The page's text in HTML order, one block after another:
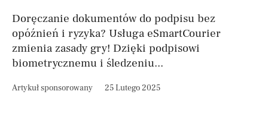
Doręczanie dokumentów do podpisu bez
opóźnień i ryzyka? Usługa eSmartCourier
zmienia zasady gry! Dzięki podpisowi
biometrycznemu i śledzeniu...
Artykuł sponsorowany 25 Lutego 2025